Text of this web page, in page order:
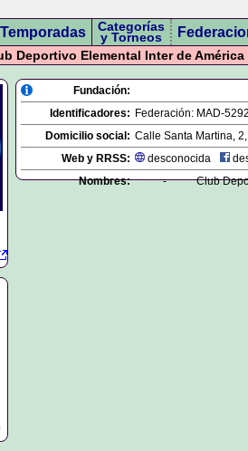
Temporadas Categorías
y Torneos
Deportivo Elemental Inter de América
Fundación:
Identificadores: Federación: MAD-
Domicilio social: Calle Santa Martina,
Web y RRSS:
desconocida
Nombres:
- Club